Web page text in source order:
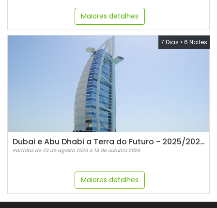
Maiores detalhes
7 Dias • 6 Noites
Dubai e Abu Dhabi a Terra do Futuro - 2025/2026 (Voando Emirates)
Partidas de 23 de agosto 2026 a 18 de outubro 2026
Maiores detalhes